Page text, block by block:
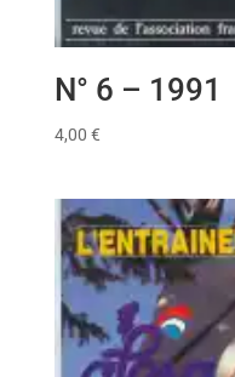
N° 6 – 1991
4,00 €